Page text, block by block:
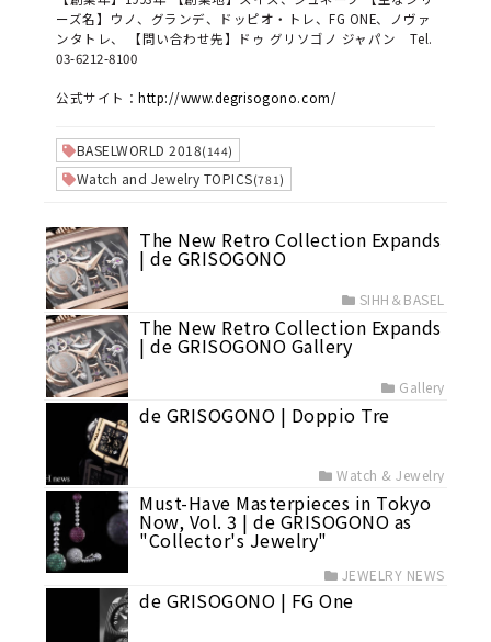
ーズ名】ウノ、グランデ、ドッピオ・トレ、FG ONE、ノヴァ
ンタトレ、 【問い合わせ先】ドゥ グリソゴノ ジャパン Tel.
03-6212-8100
公式サイト：http://www.degrisogono.com/
BASELWORLD 2018(144)
Watch and Jewelry TOPICS(781)
The New Retro Collection Expands
| de GRISOGONO
SIHH＆BASEL
The New Retro Collection Expands
| de GRISOGONO Gallery
Gallery
de GRISOGONO | Doppio Tre
Watch & Jewelry
Must-Have Masterpieces in Tokyo
Now, Vol. 3 | de GRISOGONO as
"Collector's Jewelry"
JEWELRY NEWS
de GRISOGONO | FG One